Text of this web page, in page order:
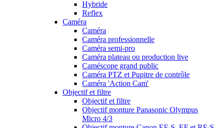
Hybride
Reflex
Caméra
Caméra
Caméra professionnelle
Caméra semi-pro
Caméra plateau ou production live
Caméscope grand public
Caméra PTZ et Pupitre de contrôle
Caméra 'Action Cam'
Objectif et filtre
Objectif et filtre
Objectif monture Panasonic Olympus
Micro 4/3